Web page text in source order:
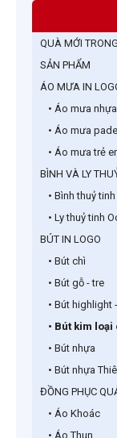
QUÀ MỚI
SẢN PHẨM
ÁO MƯA IN
• Áo mưa nhựa
• Áo mưa
• Áo mưa trẻ
BÌNH VÀ LY
• Bình thuỷ
• Ly thuỷ tinh
BÚT IN LOGO
• Bút chì
• Bút gỗ - tre
• Bút highlight
• Bút kim loại
• Bút nhựa
• Bút nhựa
ĐỒNG PHỤC
• Áo Khoác
• Áo Thun